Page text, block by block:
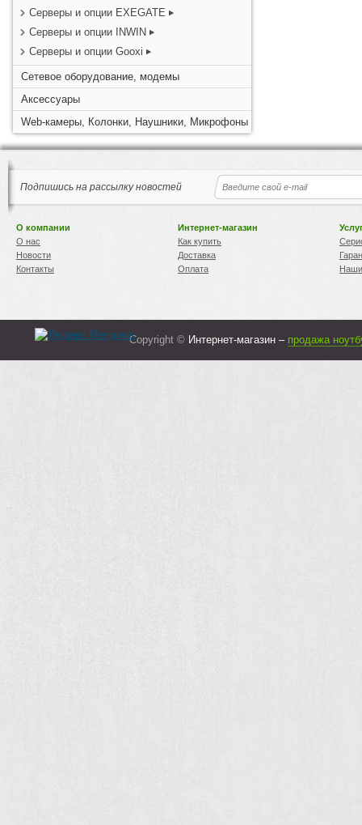
Серверы и опции EXEGATE
Серверы и опции INWIN
Серверы и опции Gooxi
Сетевое оборудование, модемы
Аксессуары
Web-камеры, Колонки, Наушники, Микрофоны
Подпишись на рассылку новостей
О компании
О нас
Новости
Контакты
Интернет-магазин
Как купить
Доставка
Оплата
Copyright © Интернет-магазин – продажа